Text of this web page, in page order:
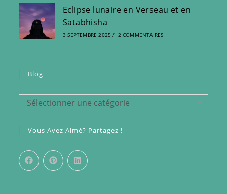
Eclipse lunaire en Verseau et en
Satabhisha
3 SEPTEMBRE 2025 / 2 COMMENTAIRES
Blog
BlogSélectionner une catégorie
Vous Avez Aimé? Partagez !